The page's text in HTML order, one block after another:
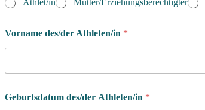
*
ö
h
e
Athlet/in
Mutter/Erziehungsberechtigter
Vorname des/der Athleten/in *
Geburtsdatum des/der Athleten/in *